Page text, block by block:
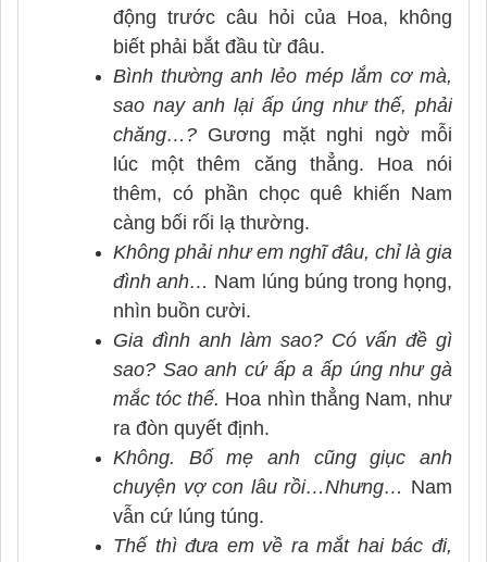
động trước câu hỏi của Hoa, không
biết phải bắt đầu từ đâu.
Bình thường anh lẻo mép lắm cơ mà,
sao nay anh lại ấp úng như thế, phải
chăng…? Gương mặt nghi ngờ mỗi
lúc một thêm căng thẳng. Hoa nói
thêm, có phần chọc quê khiến Nam
càng bối rối lạ thường.
Không phải như em nghĩ đâu, chỉ là gia
đình anh… Nam lúng búng trong họng,
nhìn buồn cười.
Gia đình anh làm sao? Có vấn đề gì
sao? Sao anh cứ ấp a ấp úng như gà
mắc tóc thế. Hoa nhìn thẳng Nam, như
ra đòn quyết định.
Không. Bố mẹ anh cũng giục anh
chuyện vợ con lâu rồi…Nhưng… Nam
vẫn cứ lúng túng.
Thế thì đưa em về ra mắt hai bác đi,